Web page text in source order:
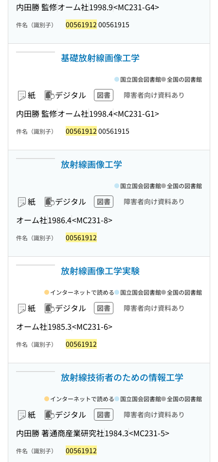
内田勝 監修オーム社1998.9<MC231-G4>
件名（識別子） 00561912 00561915
基礎放射線画像工学
紙 デジタル 図書 障害者向け資料あり
内田勝 監修オーム社1998.4<MC231-G1>
国立国会図書館 全国の図書館
件名（識別子） 00561912 00561915
放射線画像工学
紙 デジタル 図書 障害者向け資料あり
オーム社1986.4<MC231-8>
国立国会図書館 全国の図書館
件名（識別子） 00561912
放射線画像工学実験
紙 デジタル 図書 障害者向け資料あり
オーム社1985.3<MC231-6>
インターネットで読める 国立国会図書館 全国の図書館
件名（識別子） 00561912
放射線技術者のための情報工学
紙 デジタル 図書 障害者向け資料あり
内田勝 著通商産業研究社1984.3<MC231-5>
インターネットで読める 国立国会図書館 全国の図書館
件名（識別子） 00561912